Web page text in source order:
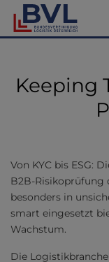
Keeping
Von KYC bis ESG:
B2B-Risikoprüfung
besonders in
smart eingesetzt
Wachstum.
Die